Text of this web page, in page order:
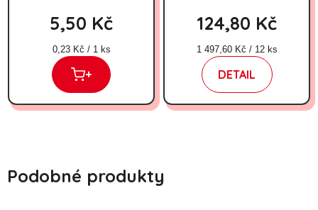
5,50 Kč
Měrná cena:
0,23 Kč / 1 ks
+
124,80 Kč
Měrná cena:
1 497,60 Kč / 12 ks
DETAIL
Podobné produkty